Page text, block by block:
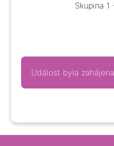
Skupina 1
Událost byla